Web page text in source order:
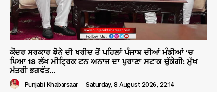
ਕੇਂਦਰ ਸਰਕਾਰ ਝੋਨੇ ਦੀ ਖਰੀਦ ਤੋਂ ਪਹਿਲਾਂ ਪੰਜਾਬ ਦੀਆਂ ਮੰਡੀਆਂ ‘ਚ
ਪਿਆ 18 ਲੱਖ ਮੀਟ੍ਰਿਕ ਟਨ ਅਨਾਜ ਦਾ ਪੁਰਾਣਾ ਸਟਾਕ ਚੁੱਕੇਗੀ: ਮੁੱਖ
ਮੰਤਰੀ ਭਗਵੰਤ...
Punjabi Khabarsaar - Saturday, 8 August 2026, 22:14